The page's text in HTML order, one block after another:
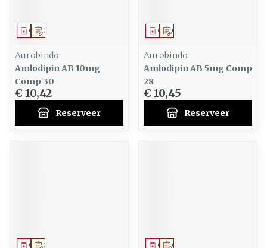
Op voorschrift
Geneesmiddel
Aurobindo
Amlodipin AB 10mg
Comp 30
€ 10,42
Reserveer
Op voorschrift
Geneesmiddel
Aurobindo
Amlodipin AB 5mg Comp
28
€ 10,45
Reserveer
Op voorschrift
Geneesmiddel Op voorschrift
Geneesmiddel